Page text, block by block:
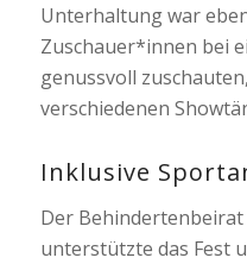
Unterhaltung war
Zuschauer*innen bei
genussvoll
verschiedenen
Inklusive
Der
unterstützte das Fest